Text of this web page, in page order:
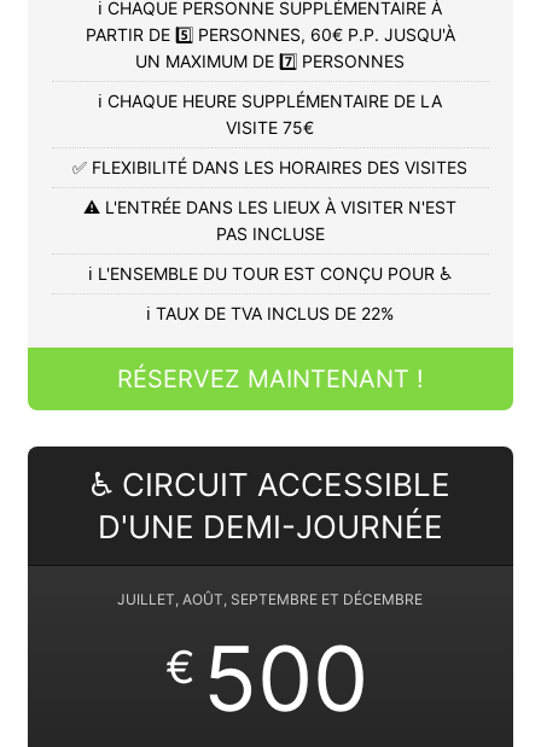
ℹ️ CHAQUE PERSONNE SUPPLÉMENTAIRE À
PARTIR DE 5️⃣ PERSONNES, 60€ P.P. JUSQU'À
UN MAXIMUM DE 7️⃣ PERSONNES
ℹ️ CHAQUE HEURE SUPPLÉMENTAIRE DE LA
VISITE 75€
✅ FLEXIBILITÉ DANS LES HORAIRES DES VISITES
⚠️ L'ENTRÉE DANS LES LIEUX À VISITER N'EST
PAS INCLUSE
ℹ️ L'ENSEMBLE DU TOUR EST CONÇU POUR ♿
ℹ️ TAUX DE TVA INCLUS DE 22%
RÉSERVEZ MAINTENANT !
♿ CIRCUIT ACCESSIBLE
D'UNE DEMI-JOURNÉE
JUILLET, AOÛT, SEPTEMBRE ET DÉCEMBRE
€ 500